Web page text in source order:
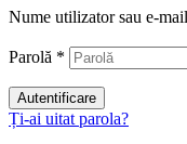
Nume utilizator sau e-mail
Parolă *
Autentificare
Ți-ai uitat parola?